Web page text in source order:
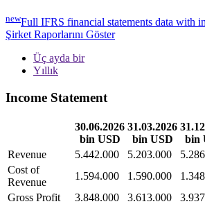
newFull IFRS financial statements data with
Şirket Raporlarını Göster
Üç ayda bir
Yıllık
Income Statement
30.06.2026
bin USD
31.03.2026
bin USD
bin
Revenue
5.442.000 5.203.000
Cost of
Revenue
1.594.000 1.590.000
Gross Profit
3.848.000 3.613.000